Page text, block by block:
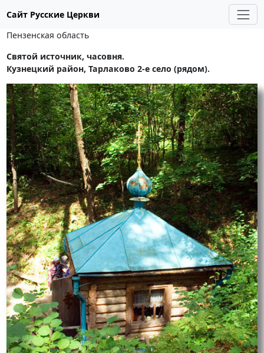
Сайт Русские Церкви
Пензенская область
Святой источник, часовня.
Кузнецкий район, Тарлаково 2-е село (рядом).